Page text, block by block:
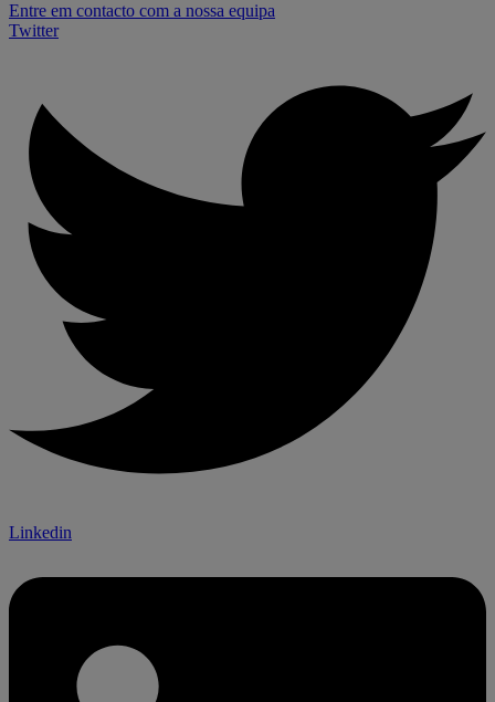
Entre em contacto com a nossa equipa
Twitter
Linkedin